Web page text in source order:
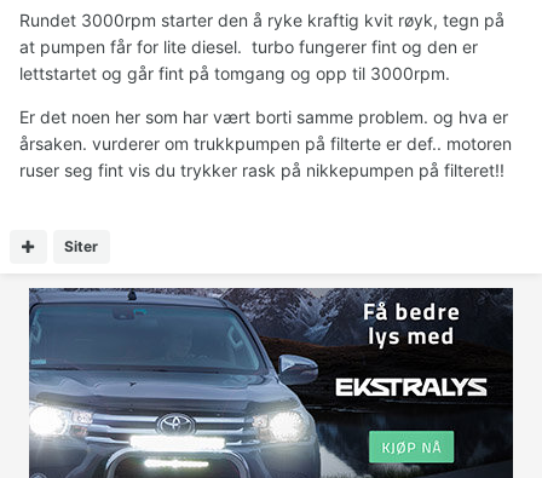
Rundet 3000rpm starter den å ryke kraftig kvit røyk, tegn på
at pumpen får for lite diesel. turbo fungerer fint og den er
lettstartet og går fint på tomgang og opp til 3000rpm.
Er det noen her som har vært borti samme problem. og hva er
årsaken. vurderer om trukkpumpen på filterte er def.. motoren
ruser seg fint vis du trykker rask på nikkepumpen på filteret!!
Siter